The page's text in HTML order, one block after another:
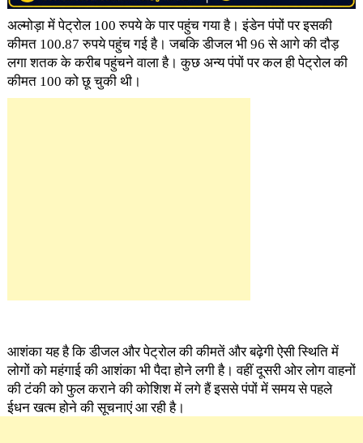
अल्मोड़ा में पेट्रोल 100 रुपये के पार पहुंच गया है। इंडेन पंपों पर इसकी
कीमत 100.87 रुपये पहुंच गई है। जबकि डीजल भी 96 से आगे की दौड़
लगा शतक के करीब पहुंचने वाला है। कुछ अन्य पंपों पर कल ही पेट्रोल की
कीमत 100 को छू चुकी थी।
आशंका यह है कि डीजल और पेट्रोल की कीमतें और बढ़ेगी ऐसी स्थिति में
लोगों को महंगाई की आशंका भी पैदा होने लगी है। वहीं दूसरी ओर लोग वाहनों
की टंकी को फुल कराने की कोशिश में लगे हैं इससे पंपों में समय से पहले
ईधन खत्म होने की सूचनाएं आ रही है।